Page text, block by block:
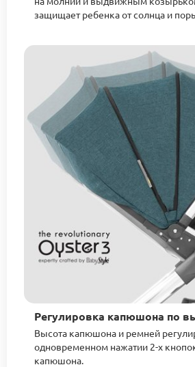
защищает ребенка от солнца и
Регулировка капюшона по
Высота капюшона и ремней
одновременном нажатии 2-х
капюшона.